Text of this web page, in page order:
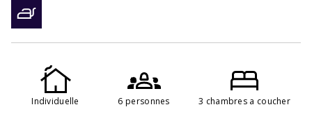
Individuelle 6 personnes 3 chambres a coucher